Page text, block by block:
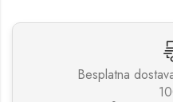
Besplatna